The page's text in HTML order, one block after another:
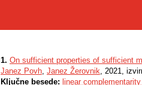
1. On sufficient properties of sufficient
Janez Povh, Janez Žerovnik, 2021,
Ključne besede: linear